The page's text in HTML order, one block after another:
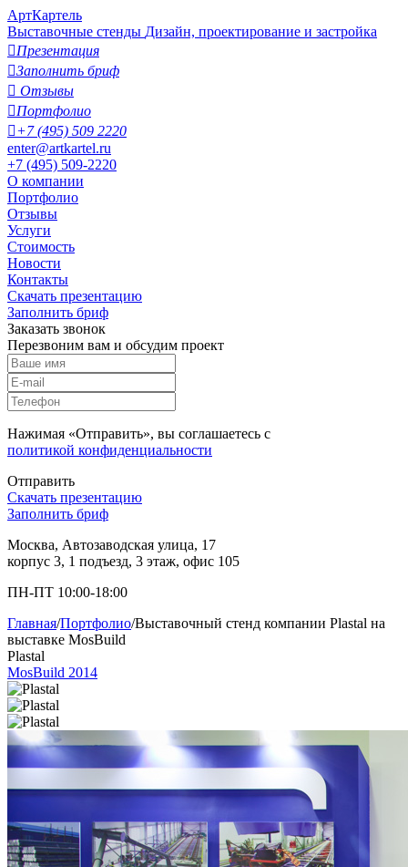
АртКартель
Выставочные стенды Дизайн, проектирование и застройка
Презентация
Заполнить бриф
 Отзывы
Портфолио
+7 (495) 509 2220
enter@artkartel.ru
+7 (495) 509-2220
О компании
Портфолио
Отзывы
Услуги
Стоимость
Новости
Контакты
Скачать презентацию
Заполнить бриф
Заказать звонок
Перезвоним вам и обсудим проект
Нажимая «Отправить», вы соглашаетесь с
политикой конфиденциальности
Отправить
Скачать презентацию
Заполнить бриф
Москва, Автозаводская улица, 17
корпус 3, 1 подъезд, 3 этаж, офис 105
ПН-ПТ 10:00-18:00
Главная/Портфолио/Выставочный стенд компании Plastal на
выставке MosBuild
Plastal
MosBuild 2014